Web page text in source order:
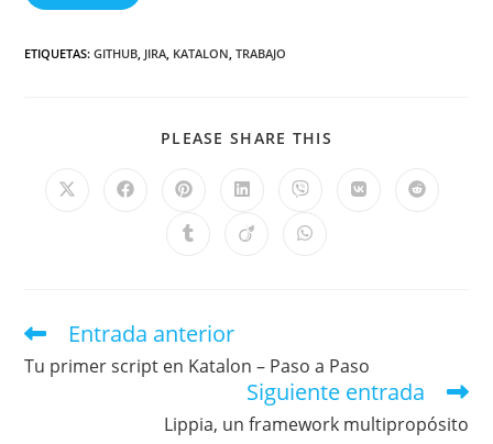
ETIQUETAS:GITHUB, JIRA, KATALON, TRABAJO
PLEASE SHARE THIS
Entrada anterior
Tu primer script en Katalon – Paso a Paso
Siguiente entrada
Lippia, un framework multipropósito